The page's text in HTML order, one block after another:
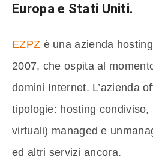
Europa e Stati Uniti.
EZPZ è una azienda
2007, che ospita al
domini Internet. L’azienda
tipologie: hosting
virtuali) managed e
ed altri servizi ancora.